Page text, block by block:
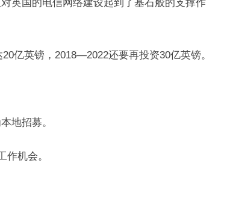
英国的电信网络建设起到了基石般的支撑作
亿英镑，2018—2022还要再投资30亿英镑。
地招募。
作机会。